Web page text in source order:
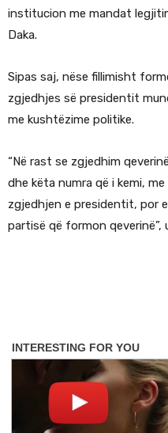
institucion me mandat
Daka.
Sipas saj, nëse fillimisht
zgjedhjes së presidentit
me kushtëzime politike.
“Në rast se zgjedhim
dhe këta numra që i kemi,
zgjedhjen e presidentit, por
partisë që formon qeverinë”,